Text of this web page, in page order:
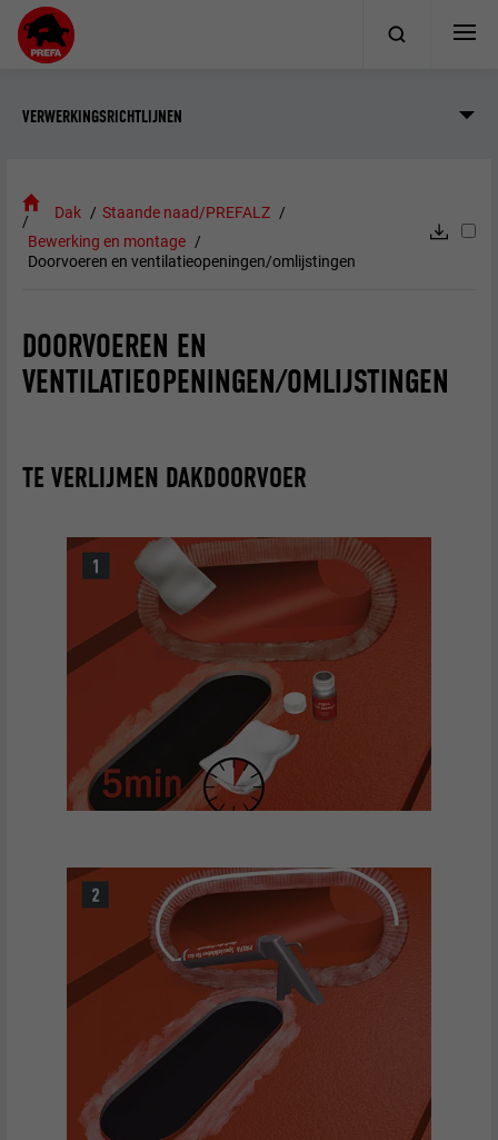
VERWERKINGSRICHTLIJNEN
Dak
Staande naad/PREFALZ
Bewerking en montage
Doorvoeren en ventilatieopeningen/omlijstingen
DOORVOEREN EN
VENTILATIEOPENINGEN/OMLIJSTINGEN
TE VERLIJMEN DAKDOORVOER